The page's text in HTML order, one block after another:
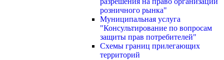
розничного рынка"
Муниципальная услуга
"Консультирование по вопросам
защиты прав потребителей"
Схемы границ прилегающих
территорий